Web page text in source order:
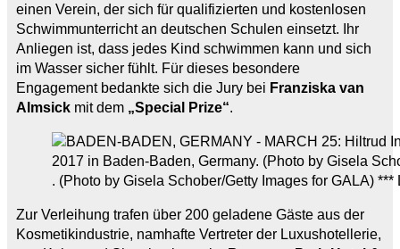
einen Verein, der sich für qualifizierten und kostenlosen
Schwimmunterricht an deutschen Schulen einsetzt. Ihr
Anliegen ist, dass jedes Kind schwimmen kann und sich
im Wasser sicher fühlt. Für dieses besondere
Engagement bedankte sich die Jury bei Franziska van
Almsick mit dem „Special Prize“.
. (Photo by Gisela Schober/Getty Images for GALA)
Zur Verleihung trafen über 200 geladene Gäste aus der
Kosmetikindustrie, namhafte Vertreter der Luxushotellerie,